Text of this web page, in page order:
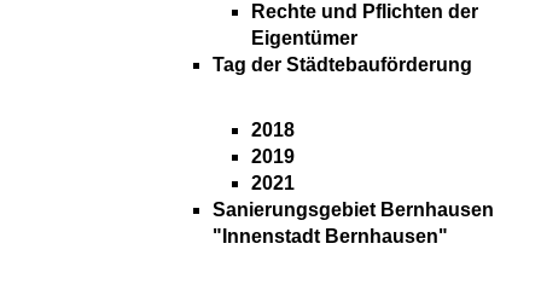
Rechte und Pflichten der
Eigentümer
Tag der Städtebauförderung
2018
2019
2021
Sanierungsgebiet Bernhausen
"Innenstadt Bernhausen"